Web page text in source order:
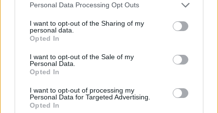
Personal Data Processing Opt Outs
I want to opt-out of the Sharing of my
personal data.
Opted In
I want to opt-out of the Sale of my
Personal Data.
Opted In
I want to opt-out of processing my
Personal Data for Targeted Advertising.
Opted In
Visualizza tutti i comuni della
provincia di Mantova
Asola (222)